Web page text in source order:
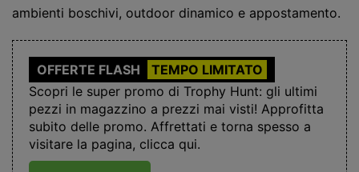
ambienti boschivi, outdoor dinamico e appostamento.
OFFERTE FLASH
TEMPO LIMITATO
Scopri le super promo di Trophy Hunt: gli ultimi
pezzi in magazzino a prezzi mai visti! Approfitta
subito delle promo. Affrettati e torna spesso a
visitare la pagina, clicca qui.